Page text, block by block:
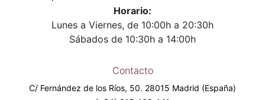
Horario:
Lunes a Viernes, de 10:00h a 20:30h
Sábados de 10:30h a 14:00h
Contacto
C/ Fernández de los Ríos, 50. 28015 Madrid (España)